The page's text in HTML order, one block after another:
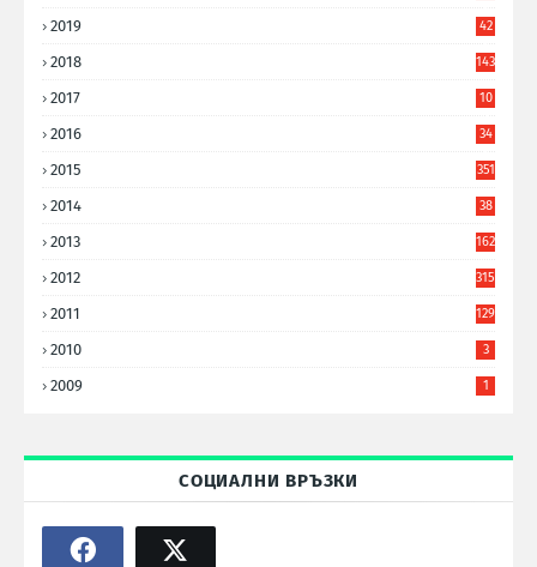
2019
42
2018 143
2017
10
2016
34
2015 351
2014
38
2013 162
2012 315
2011 129
2010 3
2009 1
СОЦИАЛНИ ВРЪЗКИ